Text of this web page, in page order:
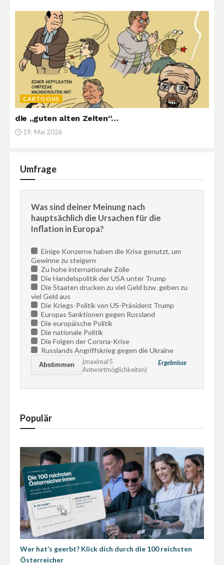
CARTOONS
die „guten alten Zeiten“…
19. Mai 2026
Umfrage
Was sind deiner Meinung nach
hauptsächlich die Ursachen für die
Inflation in Europa?
Einige Konzerne haben die Krise genutzt, um
Gewinne zu steigern
Zu hohe internationale Zölle
Die Handelspolitik der USA unter Trump
Die Staaten drucken zu viel Geld bzw. geben zu
viel Geld aus
Die Kriegs-Politik von US-Präsident Trump
Europas Sanktionen gegen Russland
Die europäische Politik
Die nationale Politik
Die Folgen der Corona-Krise
Russlands Angriffskrieg gegen die Ukraine
Ergebnisse
(maximal 5
Antwortmöglichkeiten)
Populär
Wer hat’s geerbt? Klick dich durch die 100 reichsten
Österreicher